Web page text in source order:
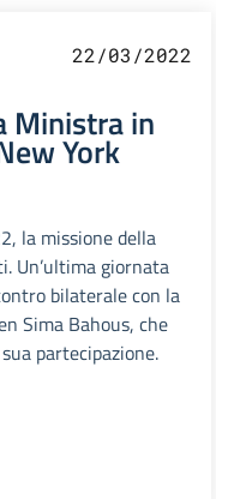
22/03/2022
Ministra in
York
la missione della
Un’ultima giornata
bilaterale con la
Sima Bahous, che
partecipazione.